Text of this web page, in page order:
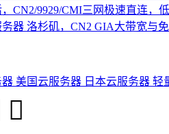
CN2/9929/CMI三网极速直连，
器 洛杉矶，CN2 GIA大带宽与
器 美国云服务器 日本云服务器 轻